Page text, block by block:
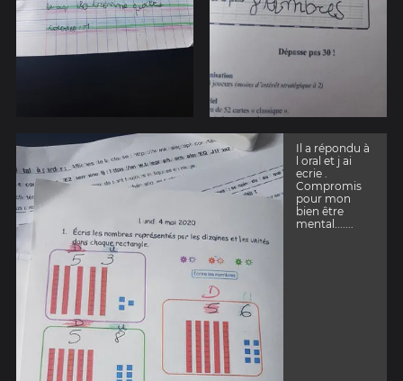
Il a répondu à
l oral et j ai
ecrie .
Compromis
pour mon
bien être
mental.......